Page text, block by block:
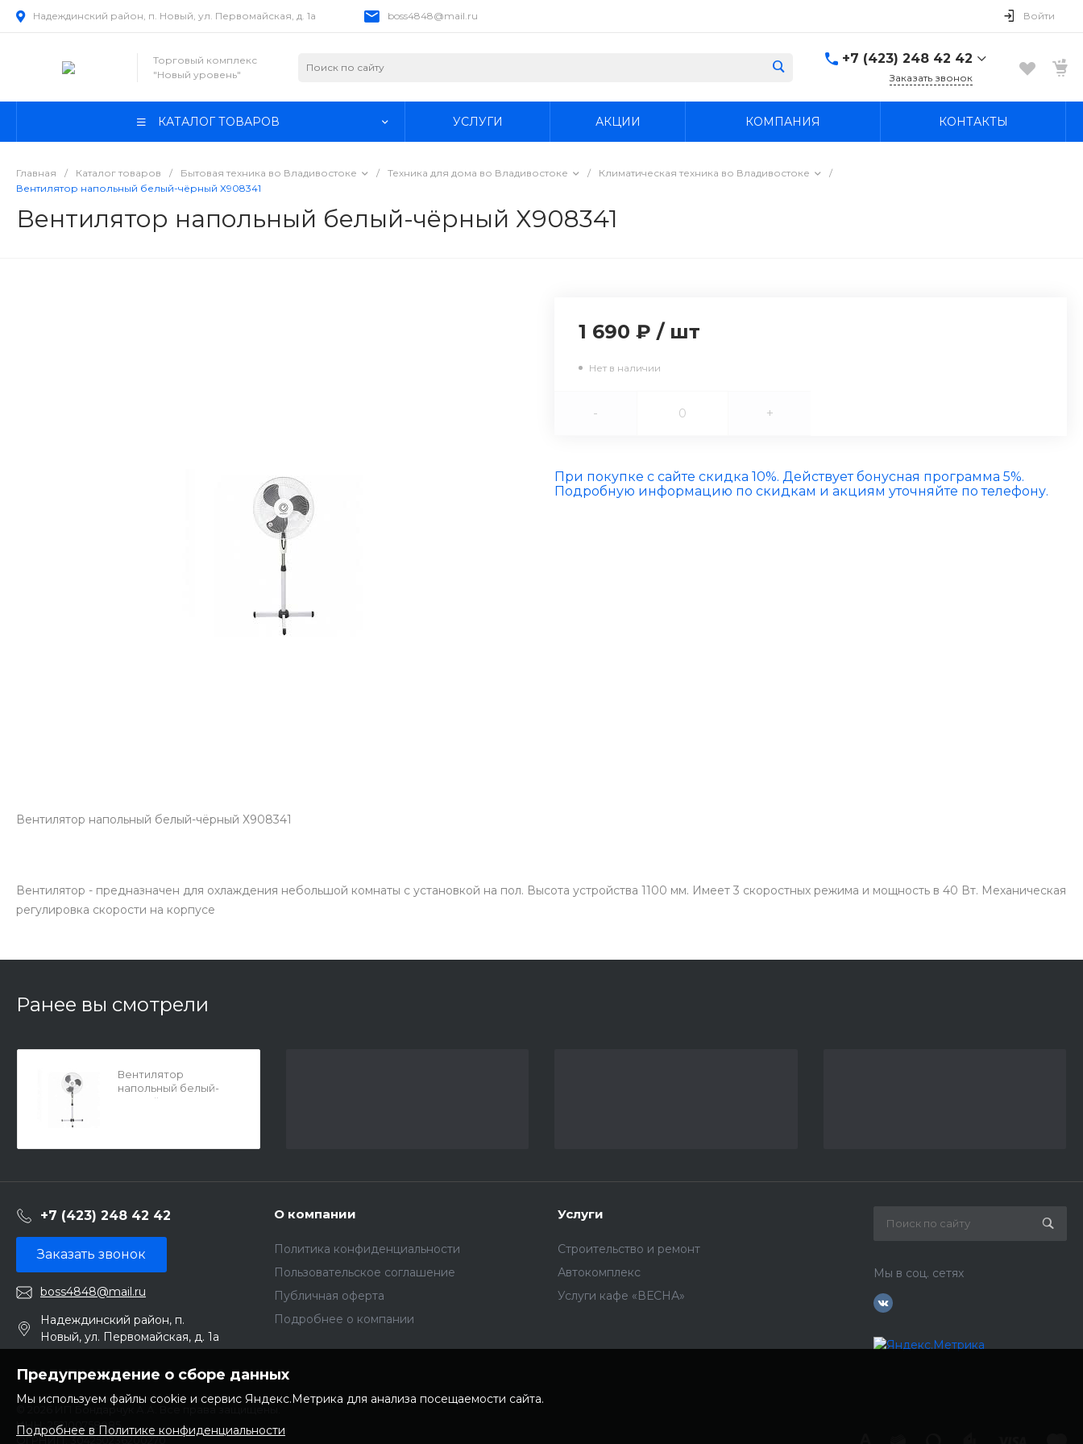
Надеждинский район, п. Новый, ул. Первомайская, д. 1а boss4848@mail.ru Войти
Торговый комплекс
"Новый уровень"
+7 (423) 248 42 42
Надеждинский район, п.
Заказать звонок
КАТАЛОГ ТОВАРОВ УСЛУГИ АКЦИИ КОМПАНИЯ КОНТАКТЫ
Главная / Каталог товаров / Бытовая техника во Владивостоке / Техника для дома во Владивостоке / Климатическая техника во Владивостоке
/
Вентилятор напольный белый-чёрный Х908341
Вентилятор напольный белый-чёрный Х908341
Вентилятор напольный белый-чёрный Х908341
1 690 ₽ / шт
Нет в наличии
- +
При покупке с сайте скидка 10%. Действует бонусная программа 5%.
Подробную информацию по скидкам и акциям уточняйте по телефону.
Вентилятор - предназначен для охлаждения небольшой комнаты с установкой на пол. Высота устройства 1100 мм. Имеет 3 скоростных режима и мощность в 40 Вт. Механическая
регулировка скорости на корпусе
Ранее вы смотрели
Вентилятор
напольный белый-
чёрный Х908341
+7 (423) 248 42 42
Заказать звонок
boss4848@mail.ru
Надеждинский район, п.
Новый, ул. Первомайская, д. 1а
О компании
Политика конфиденциальности
Пользовательское соглашение
Публичная оферта
Подробнее о компании
Услуги
Строительство и ремонт
Автокомплекс
Услуги кафе «ВЕСНА»
Мы в соц. сетях
© 2026 ИП Бондарчук А.А. Все права защищены.
ИНН: 252100758085
ОГРНИП: 304250236200270
Предупреждение о сборе данных
Мы используем файлы cookie и сервис Яндекс.Метрика для анализа посещаемости сайта.
Подробнее в Политике конфиденциальности